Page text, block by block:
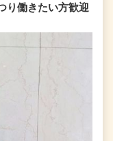
り働きたい方歓迎